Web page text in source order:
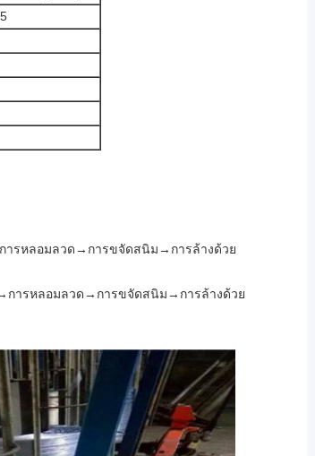
ารหลอมลวด→การขจัดสนิม→การล้างด้วย
การหลอมลวด→การขจัดสนิม→การล้างด้วย